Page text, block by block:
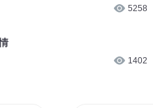
5258
1402